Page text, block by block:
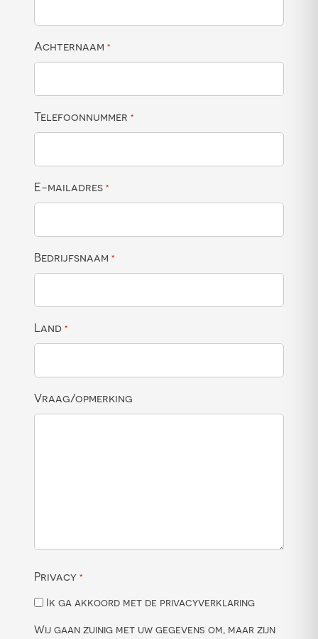
Achternaam *
Telefoonnummer *
E-mailadres *
Bedrijfsnaam *
Land *
Vraag/opmerking
Privacy *
Ik ga akkoord met de privacyverklaring
Wij gaan zuinig met uw gegevens om, maar zijn